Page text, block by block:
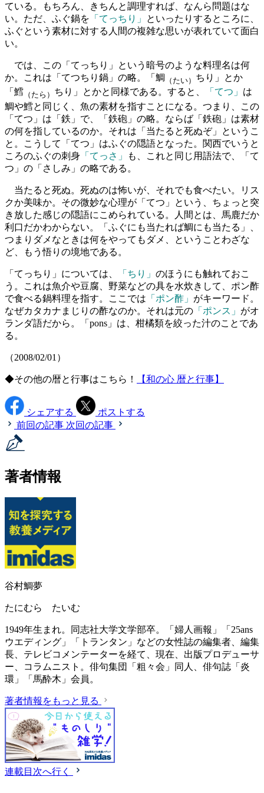
ている。もちろん、きちんと調理すれば、なんら問題はな
い。ただ、ふぐ鍋を 「てっちり」
といったりするところに、
ふぐという素材に対する人間の複雑な思いが表れていて面白
い。
では、この「てっちり」という暗号のような料理名は何
か。これは「てつちり鍋」の略。「鯛 （たい） ちり」とか
「鱈 （たら） ちり」とかと同様である。すると、 「てつ」 は
鯛や鱈と同じく、魚の素材を指すことになる。つまり、この
「てつ」は「鉄」で、「鉄砲」の略。ならば「鉄砲」は素材
の何を指しているのか。それは「当たると死ぬぞ」というこ
と。こうして「てつ」はふぐの隠語となった。関西でいうと
ころのふぐの刺身 「てっさ」
も、これと同じ用語法で、「て
つ」の「さしみ」の略である。
当たると死ぬ。死ぬのは怖いが、それでも食べたい。リス
クか美味か。その微妙な心理が「てつ」という、ちょっと突
き放した感じの隠語にこめられている。人間とは、馬鹿だか
利口だかわからない。「ふぐにも当たれば鯛にも当たる」、
つまりダメなときは何をやってもダメ、ということわざな
ど、もう悟りの境地である。
「てっちり」については、 「ちり」 のほうにも触れておこ
う。これは魚介や豆腐、野菜などの具を水炊きして、ポン酢
で食べる鍋料理を指す。ここでは 「ポン酢」 がキーワード。
なぜカタカナまじりの酢なのか。それは元の 「ポンス」 がオ
ランダ語だから。「pons」は、柑橘類を絞った汁のことであ
る。
（2008/02/01）
◆その他の暦と行事はこちら！ 【和の心 暦と行事】
シェアする
ポストする
前回の記事 次回の記事
著者情報
谷村鯛夢
たにむら たいむ
1949年生まれ。同志社大学文学部卒。「婦人画報」「25ans
ウエディング」「トランタン」などの女性誌の編集者、編集
長、テレビコメンテーターを経て、現在、出版プロデューサ
ー、コラムニスト。俳句集団「粗々会」同人、俳句誌「炎
環」「馬酔木」会員。
著者情報をもっと見る
連載目次へ行く